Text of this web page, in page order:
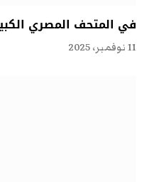
في المتحف المصري
11 نوفمبر، 2025